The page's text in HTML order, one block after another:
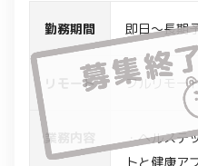
勤務期間 即日～長期
リモート フルリモー
業務内容
・ヘルステ
トと健康ア